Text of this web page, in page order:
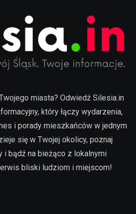
miasta? Odwiedź Silesia.in
który łączy wydarzenia,
i porady mieszkańców w jednym
się w Twojej okolicy, poznaj
i bądź na bieżąco z lokalnymi
bliski ludziom i miejscom!